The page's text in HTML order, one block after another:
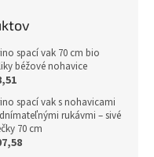
spací vak 70 cm bio
béžové nohavice
spací vak s nohavicami
rukávmi – sivé
70 cm